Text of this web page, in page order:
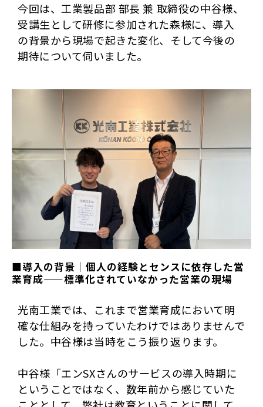
今回は、工業製品部 部長 兼 取締役の中谷様、
受講生として研修に参加された森様に、導入
の背景から現場で起きた変化、そして今後の
期待について伺いました。
■導入の背景｜個人の経験とセンスに依存した営
業育成——標準化されていなかった営業の現場
光南工業では、これまで営業育成において明
確な仕組みを持っていたわけではありませんで
した。中谷様は当時をこう振り返ります。
中谷様「エンSXさんのサービスの導入時期に
ということではなく、数年前から感じていた